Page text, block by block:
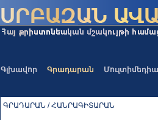
Գլխավոր Գրադարան Մուլտիմեդիա
ԳՐԱԴԱՐԱՆ / ՀԱՆՐԱԳԻՏԱՐԱՆ